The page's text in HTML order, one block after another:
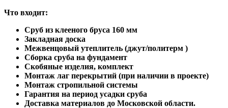
Что входит:
Сруб из клееного бруса 160 мм
Закладная доска
Межвенцовый утеплитель (джут/политерм )
Сборка сруба на фундамент
Скобяные изделия, комплект
Монтаж лаг перекрытий (при наличии в проекте)
Монтаж стропильной системы
Гарантия на период усадки сруба
Доставка материалов до Московской области.